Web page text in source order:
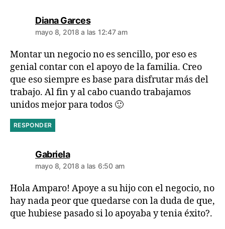
Diana Garcesdice:
mayo 8, 2018 a las 12:47 am
Montar un negocio no es sencillo, por eso es
genial contar con el apoyo de la familia. Creo
que eso siempre es base para disfrutar más del
trabajo. Al fin y al cabo cuando trabajamos
unidos mejor para todos 🙂
RESPONDER
Gabrieladice:
mayo 8, 2018 a las 6:50 am
Hola Amparo! Apoye a su hijo con el negocio, no
hay nada peor que quedarse con la duda de que,
que hubiese pasado si lo apoyaba y tenia éxito?.